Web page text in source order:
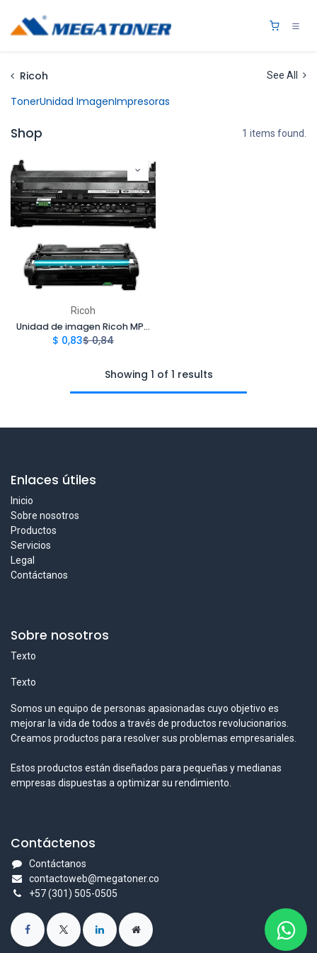
Ricoh See All
TonerUnidad ImagenImpresoras
Shop 1 items found.
Ricoh
Unidad de imagen Ricoh MP 401/402/SP4520 | Original
$ 0,83$0,84
Showing 1 of 1 results
Enlaces útiles
Inicio
Sobre nosotros
Productos
Servicios
Legal
Contáctanos
Sobre nosotros
Texto
Texto
Somos un equipo de personas apasionadas cuyo objetivo es
mejorar la vida de todos a través de productos revolucionarios.
Creamos productos para resolver sus problemas empresariales.
Estos productos están diseñados para pequeñas y medianas
empresas dispuestas a optimizar su rendimiento.
Contáctenos
Contáctanos
contactoweb@megatoner.co
+57 (301) 505-0505